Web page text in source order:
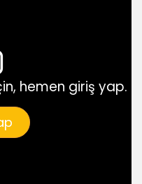
hemen giriş yap.